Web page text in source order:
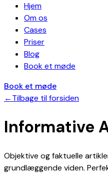
Hjem
Om os
Cases
Priser
Blog
Book et møde
Book et møde
←Tilbage til forsiden
Informative
Objektive og faktuelle
grundlæggende viden.